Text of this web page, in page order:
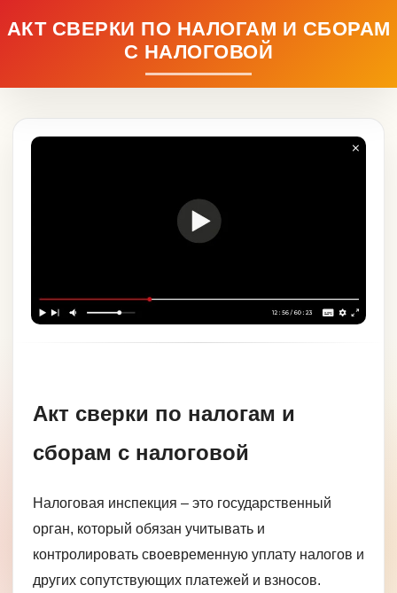
АКТ СВЕРКИ ПО НАЛОГАМ И СБОРАМ
С НАЛОГОВОЙ
Акт сверки по налогам и
сборам с налоговой
Налоговая инспекция – это государственный
орган, который обязан учитывать и
контролировать своевременную уплату налогов и
других сопутствующих платежей и взносов.